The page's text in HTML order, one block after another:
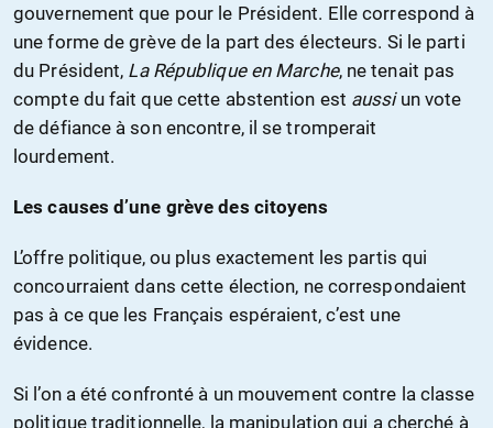
gouvernement que pour le Président. Elle correspond à
une forme de grève de la part des électeurs. Si le parti
du Président, La République en Marche, ne tenait pas
compte du fait que cette abstention est aussiun vote
de défiance à son encontre, il se tromperait
lourdement.
Les causes d’une grève des citoyens
L’offre politique, ou plus exactement les partis qui
concourraient dans cette élection, ne correspondaient
pas à ce que les Français espéraient, c’est une
évidence.
Si l’on a été confronté à un mouvement contre la classe
politique traditionnelle, la manipulation qui a cherché à